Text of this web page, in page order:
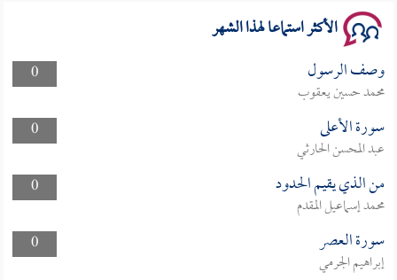
الأكثر استماعا لهذا الشهر
0 وصف الرسول
محمد حسين يعقوب
0
سورة الأعلى
عبد المحسن الحارثي
0
من الذي يقيم الحدود
محمد إسماعيل المقدم
0
سورة العصر
إبراهيم الجرمي